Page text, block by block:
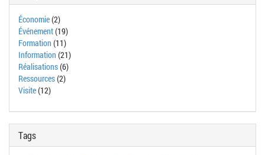
Économie(2)
Événement(19)
Formation (11)
Information (21)
Réalisations(6)
Ressources(2)
Visite(12)
Tags